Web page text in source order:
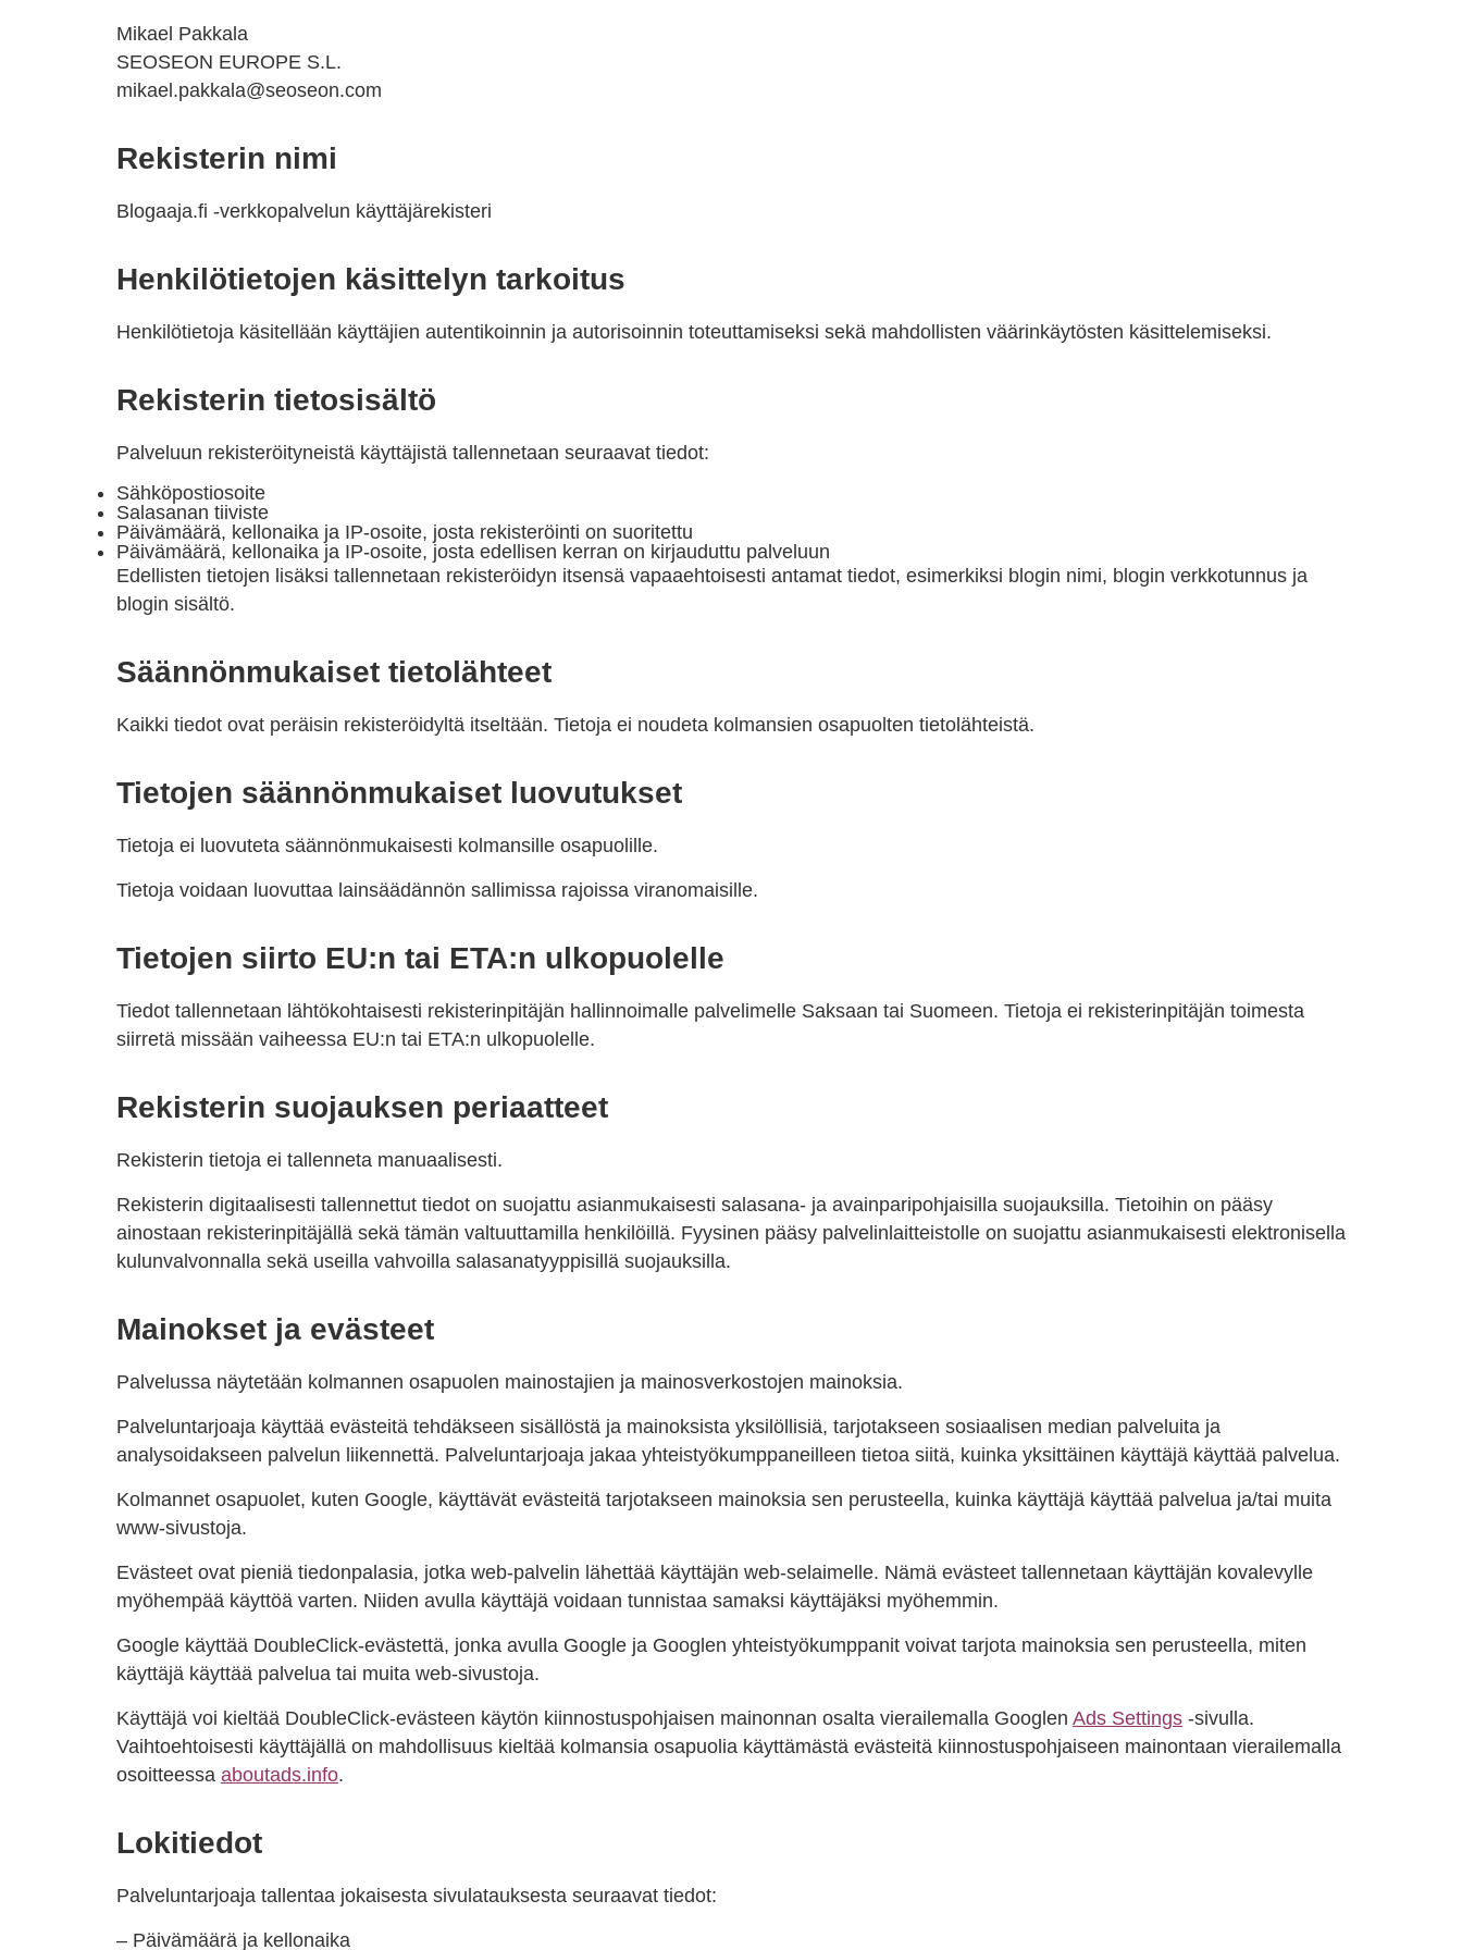
Mikael Pakkala
SEOSEON EUROPE S.L.
mikael.pakkala@seoseon.com
Rekisterin nimi
Blogaaja.fi -verkkopalvelun käyttäjärekisteri
Henkilötietojen käsittelyn tarkoitus
Henkilötietoja käsitellään käyttäjien autentikoinnin ja autorisoinnin toteuttamiseksi sekä mahdollisten väärinkäytösten käsittelemiseksi.
Rekisterin tietosisältö
Palveluun rekisteröityneistä käyttäjistä tallennetaan seuraavat tiedot:
Sähköpostiosoite
Salasanan tiiviste
Päivämäärä, kellonaika ja IP-osoite, josta rekisteröinti on suoritettu
Päivämäärä, kellonaika ja IP-osoite, josta edellisen kerran on kirjauduttu palveluun
Edellisten tietojen lisäksi tallennetaan rekisteröidyn itsensä vapaaehtoisesti antamat tiedot, esimerkiksi blogin nimi, blogin verkkotunnus ja
blogin sisältö.
Säännönmukaiset tietolähteet
Kaikki tiedot ovat peräisin rekisteröidyltä itseltään. Tietoja ei noudeta kolmansien osapuolten tietolähteistä.
Tietojen säännönmukaiset luovutukset
Tietoja ei luovuteta säännönmukaisesti kolmansille osapuolille.
Tietoja voidaan luovuttaa lainsäädännön sallimissa rajoissa viranomaisille.
Tietojen siirto EU:n tai ETA:n ulkopuolelle
Tiedot tallennetaan lähtökohtaisesti rekisterinpitäjän hallinnoimalle palvelimelle Saksaan tai Suomeen. Tietoja ei rekisterinpitäjän toimesta
siirretä missään vaiheessa EU:n tai ETA:n ulkopuolelle.
Rekisterin suojauksen periaatteet
Rekisterin tietoja ei tallenneta manuaalisesti.
Rekisterin digitaalisesti tallennettut tiedot on suojattu asianmukaisesti salasana- ja avainparipohjaisilla suojauksilla. Tietoihin on pääsy
ainostaan rekisterinpitäjällä sekä tämän valtuuttamilla henkilöillä. Fyysinen pääsy palvelinlaitteistolle on suojattu asianmukaisesti elektronisella
kulunvalvonnalla sekä useilla vahvoilla salasanatyyppisillä suojauksilla.
Mainokset ja evästeet
Palvelussa näytetään kolmannen osapuolen mainostajien ja mainosverkostojen mainoksia.
Palveluntarjoaja käyttää evästeitä tehdäkseen sisällöstä ja mainoksista yksilöllisiä, tarjotakseen sosiaalisen median palveluita ja
analysoidakseen palvelun liikennettä. Palveluntarjoaja jakaa yhteistyökumppaneilleen tietoa siitä, kuinka yksittäinen käyttäjä käyttää palvelua.
Kolmannet osapuolet, kuten Google, käyttävät evästeitä tarjotakseen mainoksia sen perusteella, kuinka käyttäjä käyttää palvelua ja/tai muita
www-sivustoja.
Evästeet ovat pieniä tiedonpalasia, jotka web-palvelin lähettää käyttäjän web-selaimelle. Nämä evästeet tallennetaan käyttäjän kovalevylle
myöhempää käyttöä varten. Niiden avulla käyttäjä voidaan tunnistaa samaksi käyttäjäksi myöhemmin.
Google käyttää DoubleClick-evästettä, jonka avulla Google ja Googlen yhteistyökumppanit voivat tarjota mainoksia sen perusteella, miten
käyttäjä käyttää palvelua tai muita web-sivustoja.
Käyttäjä voi kieltää DoubleClick-evästeen käytön kiinnostuspohjaisen mainonnan osalta vierailemalla Googlen Ads Settings -sivulla.
Vaihtoehtoisesti käyttäjällä on mahdollisuus kieltää kolmansia osapuolia käyttämästä evästeitä kiinnostuspohjaiseen mainontaan vierailemalla
osoitteessa aboutads.info.
Lokitiedot
Palveluntarjoaja tallentaa jokaisesta sivulatauksesta seuraavat tiedot:
– Päivämäärä ja kellonaika